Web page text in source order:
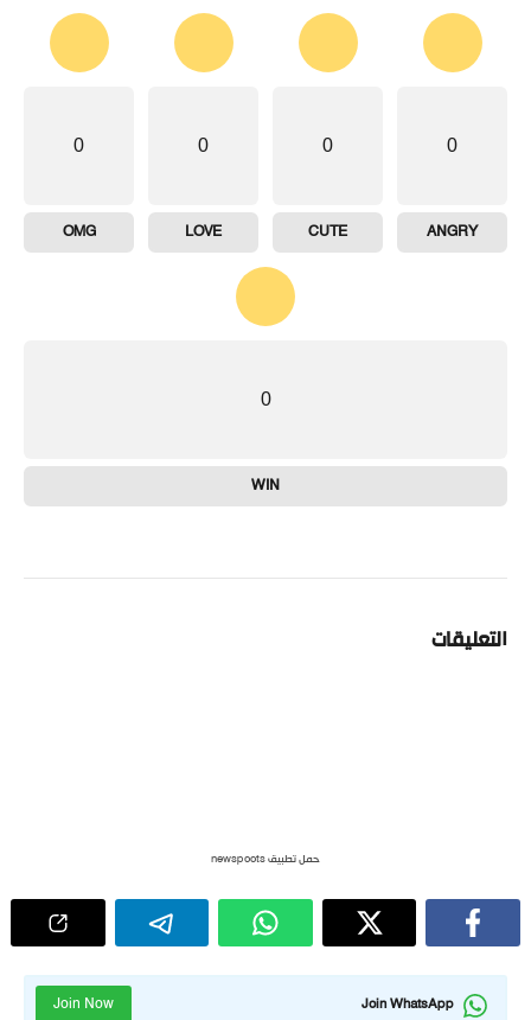
0
ANGRY
0
CUTE
0
LOVE
0
OMG
0
WIN
التعليقات
حمل تطبيق newspoots
Join WhatsApp
Join Now